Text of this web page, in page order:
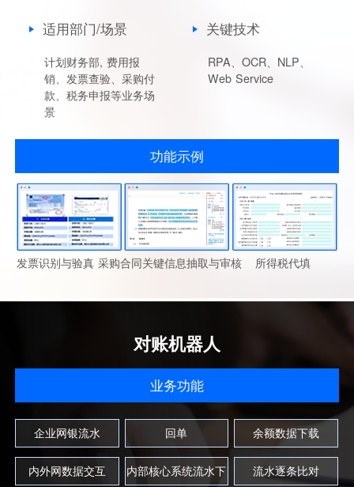
适用部门/场景
计划财务部, 费用报
销、发票查验、采购付
款、税务申报等业务场
景
关键技术
RPA、OCR、NLP、
Web Service
功能示例
发票识别与验真 采购合同关键信息抽取与审核 所得税代填
对账机器人
业务功能
企业网银流水 回单 余额数据下载
内外网数据交互
内部核心系统流水下
流水逐条比对